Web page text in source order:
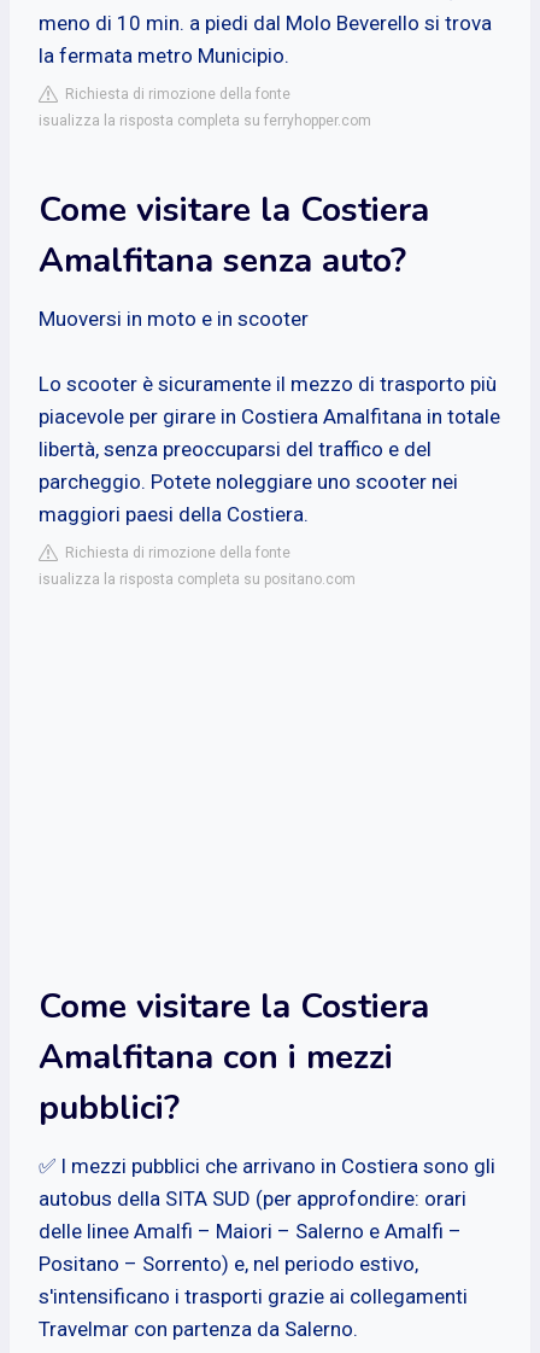
meno di 10 min. a piedi dal Molo Beverello si trova
la fermata metro Municipio.
Richiesta di rimozione della fonte
isualizza la risposta completa su ferryhopper.com
Come visitare la Costiera
Amalfitana senza auto?
Muoversi in moto e in scooter
Lo scooter è sicuramente il mezzo di trasporto più
piacevole per girare in Costiera Amalfitana in totale
libertà, senza preoccuparsi del traffico e del
parcheggio. Potete noleggiare uno scooter nei
maggiori paesi della Costiera.
Richiesta di rimozione della fonte
isualizza la risposta completa su positano.com
Come visitare la Costiera
Amalfitana con i mezzi
pubblici?
​✅​​ I mezzi pubblici che arrivano in Costiera sono gli
autobus della SITA SUD (per approfondire: orari
delle linee Amalfi – Maiori – Salerno e Amalfi –
Positano – Sorrento) e, nel periodo estivo,
s'intensificano i trasporti grazie ai collegamenti
Travelmar con partenza da Salerno.